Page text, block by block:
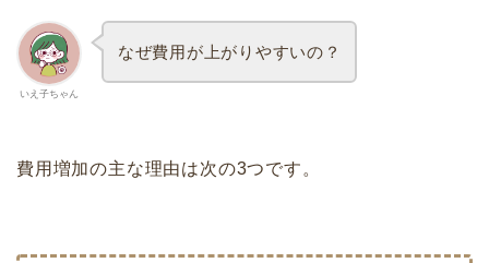
いえ子ちゃん
なぜ費用が上がりやすいの？
費用増加の主な理由は次の3つです。